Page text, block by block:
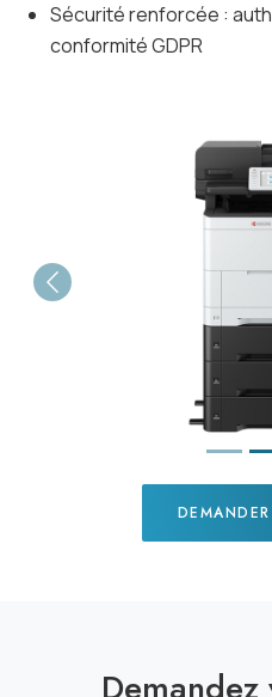
Sécurité renforcée :
conformité GDPR
Previous